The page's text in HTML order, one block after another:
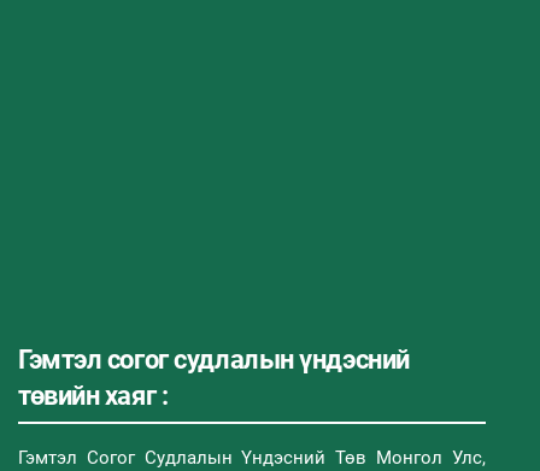
Гэмтэл согог судлалын үндэсний
төвийн хаяг :
Гэмтэл Согог Судлалын Үндэсний Төв Монгол Улс,